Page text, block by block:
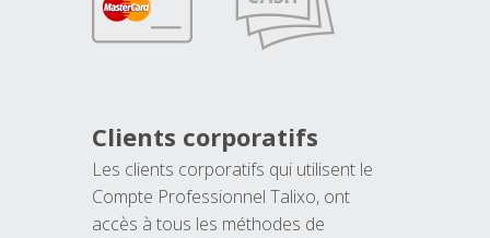
Clients corporatifs
Les clients corporatifs qui utilisent le
Compte Professionnel Talixo, ont
accès à tous les méthodes de